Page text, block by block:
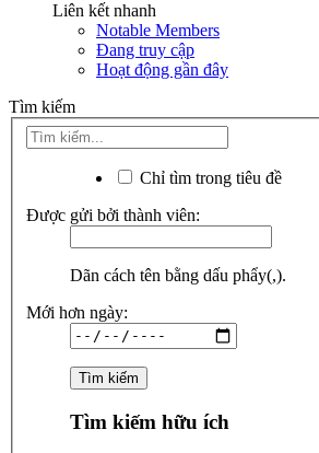
Liên kết nhanh
Notable Members
Đang truy cập
Hoạt động gần đây
Tìm kiếm
Chỉ tìm trong tiêu đề
Được gửi bởi thành viên:
Dãn cách tên bằng dấu phẩy(,).
Mới hơn ngày:
Tìm kiếm hữu ích